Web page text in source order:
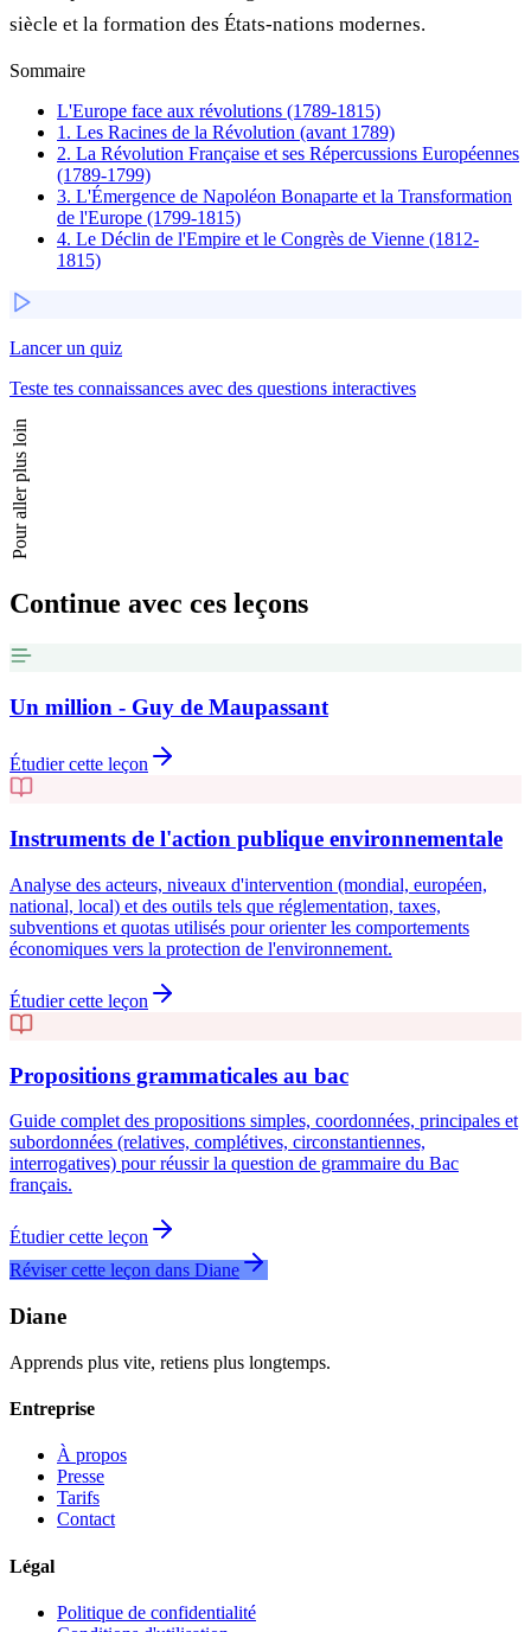
siècle et la formation des États-nations modernes.
Sommaire
L'Europe face aux révolutions (1789-1815)
1. Les Racines de la Révolution (avant 1789)
2. La Révolution Française et ses Répercussions Européennes
(1789-1799)
3. L'Émergence de Napoléon Bonaparte et la Transformation
de l'Europe (1799-1815)
4. Le Déclin de l'Empire et le Congrès de Vienne (1812-
1815)
Lancer un quiz
Teste tes connaissances avec des questions interactives
Pour aller plus loin
Continue avec ces leçons
Un million - Guy de Maupassant
Étudier cette leçon
Instruments de l'action publique environnementale
Analyse des acteurs, niveaux d'intervention (mondial, européen,
national, local) et des outils tels que réglementation, taxes,
subventions et quotas utilisés pour orienter les comportements
économiques vers la protection de l'environnement.
Étudier cette leçon
Propositions grammaticales au bac
Guide complet des propositions simples, coordonnées, principales et
subordonnées (relatives, complétives, circonstantiennes,
interrogatives) pour réussir la question de grammaire du Bac
français.
Étudier cette leçon
Réviser cette leçon dans Diane
Diane
Apprends plus vite, retiens plus longtemps.
Entreprise
À propos
Presse
Tarifs
Contact
Légal
Politique de confidentialité